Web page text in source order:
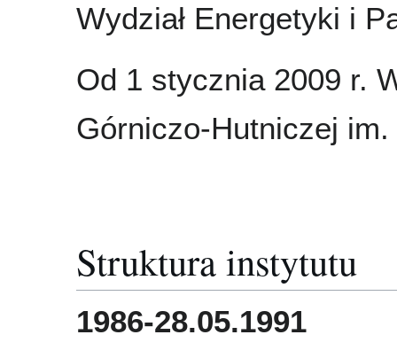
Wydział Energetyki i
Od 1 stycznia 2009 r.
Górniczo-Hutniczej
Struktura instytutu
1986-28.05.1991